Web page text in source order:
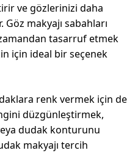
ve gözlerinizi daha
makyajı sabahları
tasarruf etmek
için ideal bir seçenek
renk vermek için de
düzgünleştirmek,
dudak konturunu
makyajı tercih